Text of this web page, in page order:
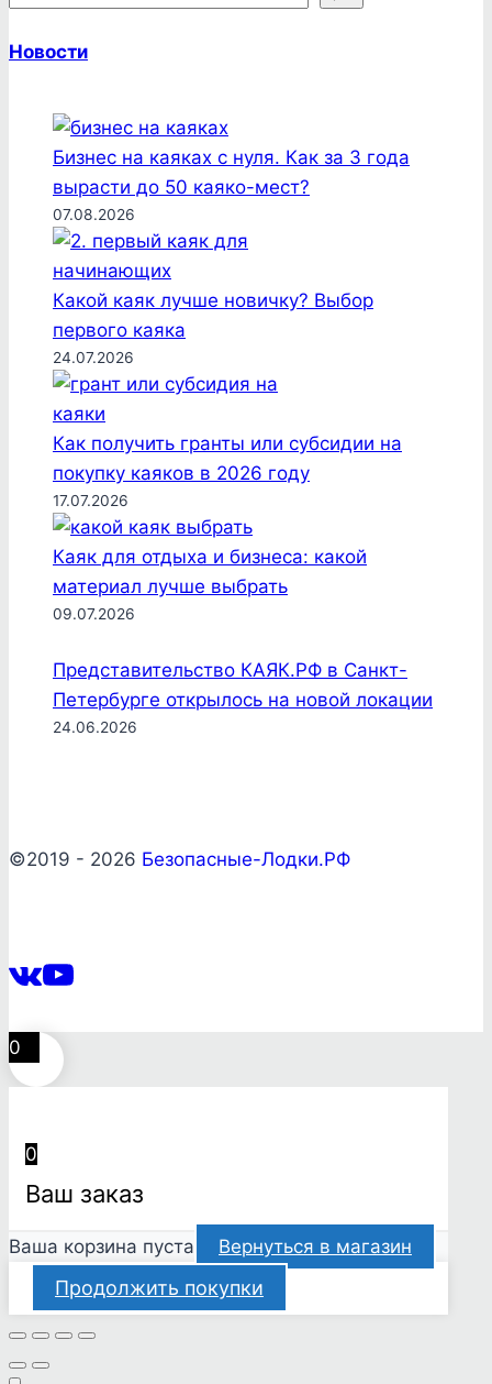
Новости
Бизнес на каяках с нуля. Как за 3 года
вырасти до 50 каяко-мест?
07.08.2026
Какой каяк лучше новичку? Выбор
первого каяка
24.07.2026
Как получить гранты или субсидии на
покупку каяков в 2026 году
17.07.2026
Каяк для отдыха и бизнеса: какой
материал лучше выбрать
09.07.2026
Представительство КАЯК.РФ в Санкт-
Петербурге открылось на новой локации
24.06.2026
©2019 - 2026 Безопасные-Лодки.РФ
0
0
Ваш заказ
Ваша корзина пуста Вернуться в магазин
Продолжить покупки